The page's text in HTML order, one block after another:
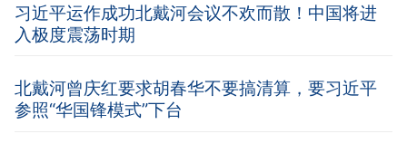
习近平运作成功北戴河会议不欢而散！中国将进
入极度震荡时期
北戴河曾庆红要求胡春华不要搞清算，要习近平
参照“华国锋模式”下台